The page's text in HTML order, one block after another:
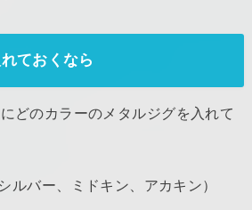
ておくなら
どのカラーのメタルジグを入れて
ルバー、ミドキン、アカキン）